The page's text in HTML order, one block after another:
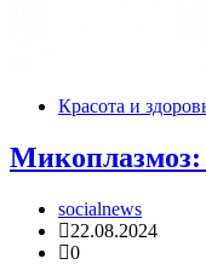
Красота и
socialnews
22.08.2024
0